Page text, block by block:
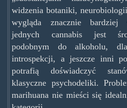
widzenia botaniki,
wygląda znacznie bardziej
jednych cannabis jest
podobnym do alkoholu,
introspekcji, a jeszcze inni
potrafią doświadczyć
klasyczne psychodeliki.
marihuana nie mieści się